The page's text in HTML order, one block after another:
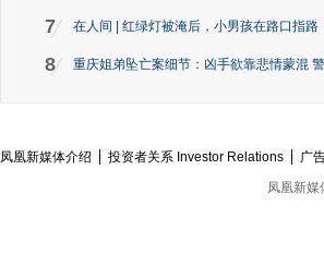
7 在人间 | 红绿灯被淹后，小男孩在路口指路
8 重庆姐弟坠亡案细节：凶手欲靠悲情蒙混
凤凰新媒体介绍 投资者关系 Investor Relations 广
凤凰新媒